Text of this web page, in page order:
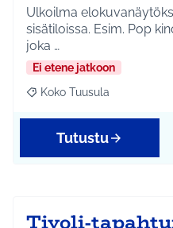
Ulkoilma
sisätiloissa. Esim. Pop
joka …
Ei etene jatkoon
Rajaa tulokset aihepiirin
Koko Tuusula
Tutustu